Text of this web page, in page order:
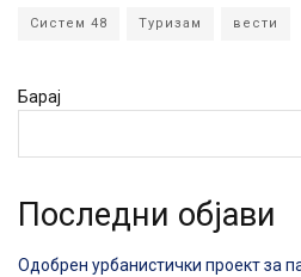
Систем 48 Туризам вести
Барај
Последни објави
Одобрен урбанистички проект за